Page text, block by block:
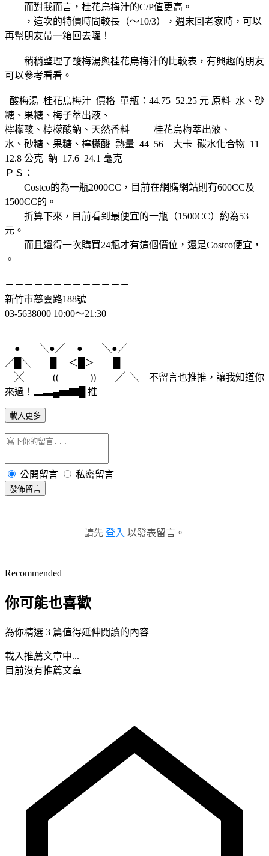
而對我而言，桂花烏梅汁的C/P值更高。
，這次的特價時間較長（～10/3），週末回老家時，可以
再幫朋友帶一箱回去囉！
稍稍整理了酸梅湯與桂花烏梅汁的比較表，有興趣的朋友
可以參考看看。
酸梅湯 桂花烏梅汁 價格 單瓶：44.75 52.25 元 原料 水、砂
糖、果糖、梅子萃出液、
檸檬酸、檸檬酸鈉、天然香料 桂花烏梅萃出液、
水、砂糖、果糖、檸檬酸 熱量 44 56 大卡 碳水化合物 11
12.8 公克 鈉 17.6 24.1 毫克
ＰＳ：
Costco的為一瓶2000CC，目前在網購網站則有600CC及
1500CC的。
折算下來，目前看到最便宜的一瓶（1500CC）約為53
元。
而且還得一次購買24瓶才有這個價位，還是Costco便宜，
。
－－－－－－－－－－－－－
新竹市慈雲路188號
03-5638000 10:00～21:30
● ╲●╱ ● ╲●╱
／█╲ █ ＜█＞ █
╳ (( ))
╱ ╲ 不留言也推推，讓我知道你
來過！▂▃▄▅▇█ 推
載入更多
公開留言 私密留言
發佈留言
請先 登入 以發表留言。
Recommended
你可能也喜歡
為你精選 3 篇值得延伸閱讀的內容
載入推薦文章中...
目前沒有推薦文章